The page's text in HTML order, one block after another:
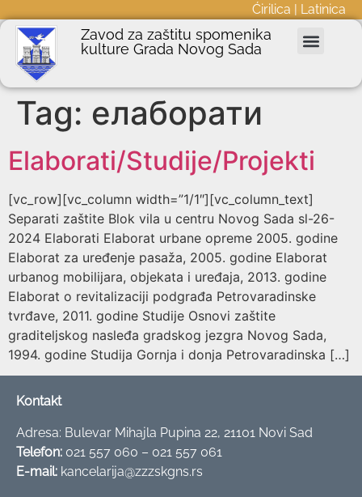
Ćirilica | Latinica
Zavod za zaštitu spomenika
kulture Grada Novog Sada
Tag: елаборати
Elaborati/Studije/Projekti
[vc_row][vc_column width=”1/1″][vc_column_text]
Separati zaštite Blok vila u centru Novog Sada sl-26-
2024 Elaborati Elaborat urbane opreme 2005. godine
Elaborat za uređenje pasaža, 2005. godine Elaborat
urbanog mobilijara, objekata i uređaja, 2013. godine
Elaborat o revitalizaciji podgrađa Petrovaradinske
tvrđave, 2011. godine Studije Osnovi zaštite
graditeljskog nasleđa gradskog jezgra Novog Sada,
1994. godine Studija Gornja i donja Petrovaradinska […]
Kontakt
Adresa: Bulevar Mihajla Pupina 22, 21101 Novi Sad
Telefon: 021 557 060 – 021 557 061
E-mail: kancelarija@zzzskgns.rs